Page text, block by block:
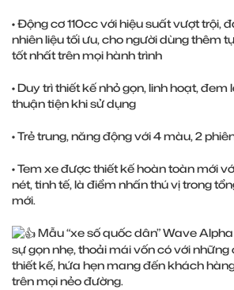
• Động cơ 110cc với hiệu suất vượt trội,
nhiên liệu tối ưu, cho người dùng thêm
tốt nhất trên mọi hành trình
• Duy trì thiết kế nhỏ gọn, linh hoạt, đem
thuận tiện khi sử dụng
• Trẻ trung, năng động với 4 màu, 2
• Tem xe được thiết kế hoàn toàn mới
nét, tinh tế, là điểm nhấn thú vị trong
mới.
Mẫu “xe số quốc dân” Wave
sự gọn nhẹ, thoải mái vốn có với
thiết kế, hứa hẹn mang đến khách
trên mọi nẻo đường.